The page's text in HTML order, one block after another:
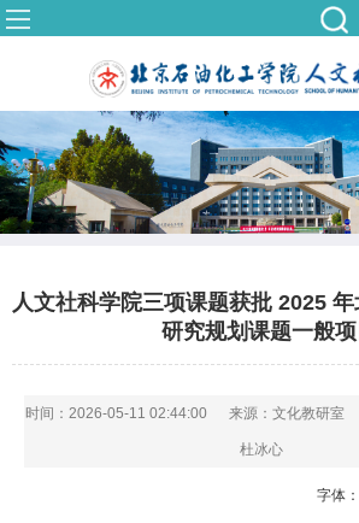
人文社科学院三项课题获批 2025
研究规划课题一般项
时间：2026-05-11 02:44:00 来源：文化教研室
杜冰心
字体：